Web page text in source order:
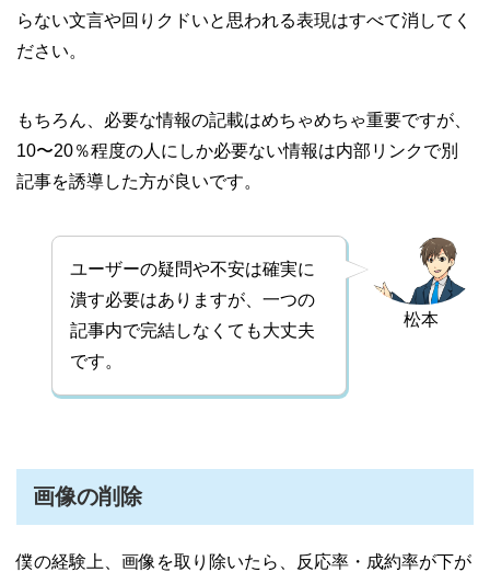
らない文言や回りクドいと思われる表現はすべて消してく
ださい。
もちろん、必要な情報の記載はめちゃめちゃ重要ですが、
10〜20％程度の人にしか必要ない情報は内部リンクで別
記事を誘導した方が良いです。
松本
ユーザーの疑問や不安は確実に
潰す必要はありますが、一つの
記事内で完結しなくても大丈夫
です。
画像の削除
僕の経験上、画像を取り除いたら、反応率・成約率が下が